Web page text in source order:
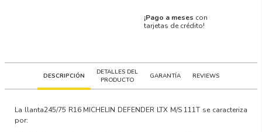
¡Pago a meses con
tarjetas de crédito!
DESCRIPCIÓN
DETALLES DEL
PRODUCTO
GARANTÍA REVIEWS
La llanta245/75 R16 MICHELIN DEFENDER LTX M/S 111T se caracteriza
por: